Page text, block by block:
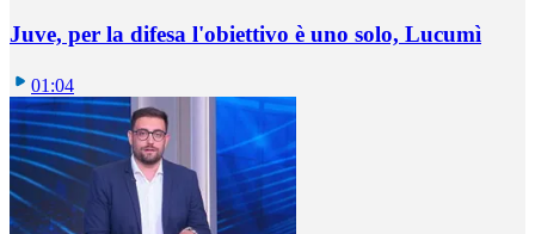
Juve, per la difesa l'obiettivo è uno solo, Lucumì
01:04